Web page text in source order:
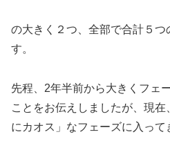
の大きく２つ、全部で合計５つ
す。
先程、2年半前から大きくフェ
ことをお伝えしましたが、現
にカオス」なフェーズに入って